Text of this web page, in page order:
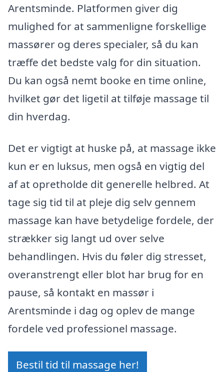
Arentsminde. Platformen giver dig
mulighed for at sammenligne forskellige
massører og deres specialer, så du kan
træffe det bedste valg for din situation.
Du kan også nemt booke en time online,
hvilket gør det ligetil at tilføje massage til
din hverdag.
Det er vigtigt at huske på, at massage ikke
kun er en luksus, men også en vigtig del
af at opretholde dit generelle helbred. At
tage sig tid til at pleje dig selv gennem
massage kan have betydelige fordele, der
strækker sig langt ud over selve
behandlingen. Hvis du føler dig stresset,
overanstrengt eller blot har brug for en
pause, så kontakt en massør i
Arentsminde i dag og oplev de mange
fordele ved professionel massage.
Bestil tid til massage her!